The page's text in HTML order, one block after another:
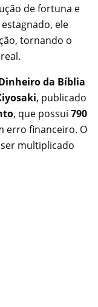
de fortuna e
ele
tornando o
da Bíblia
, publicado
, que possui 790
erro financeiro. O
multiplicado